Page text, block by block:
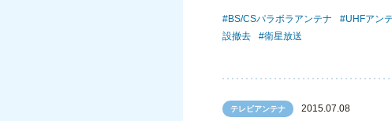
BS/CSパラボラアンテナ UHFアン
設撤去
衛星放送
テレビアンテナ 2015.07.08